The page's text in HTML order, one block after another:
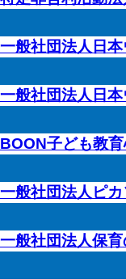
一般社団法人日
一般社団法人日
BOON子ども教
一般社団法人ピ
一般社団法人保